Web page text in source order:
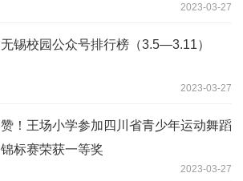
2023-03-27
无锡校园公众号排行榜（3.5—3.11）
2023-03-27
赞！王场小学参加四川省青少年运动舞蹈
锦标赛荣获一等奖
2023-03-27